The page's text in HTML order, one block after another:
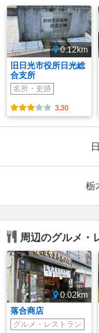
0.12km
旧日光市役所日光総
合支所
名所・史跡
3.30
栃
周辺のグルメ・
0.02km
落合商店
グルメ・レストラン